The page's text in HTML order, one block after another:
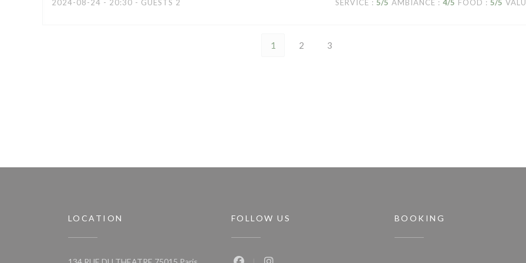
2024-08-24 - 20:30 - GUESTS 2 SERVICE : 5/5 AMBIANCE : 4/5 FOOD : 5/5
1 2 3
LOCATION
((opens in a new window))
FOLLOW US BOOKING